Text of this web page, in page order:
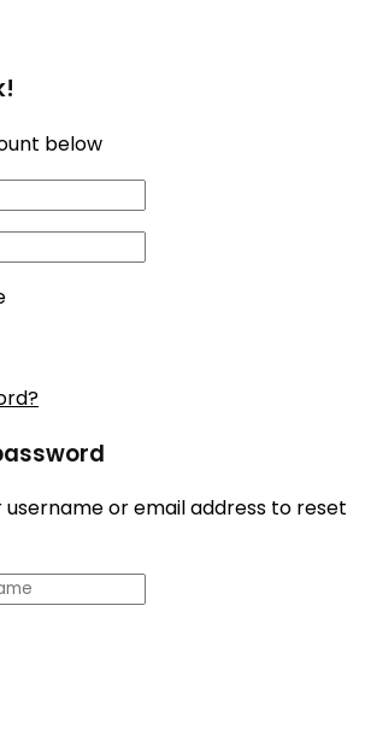
below
username or email address to reset